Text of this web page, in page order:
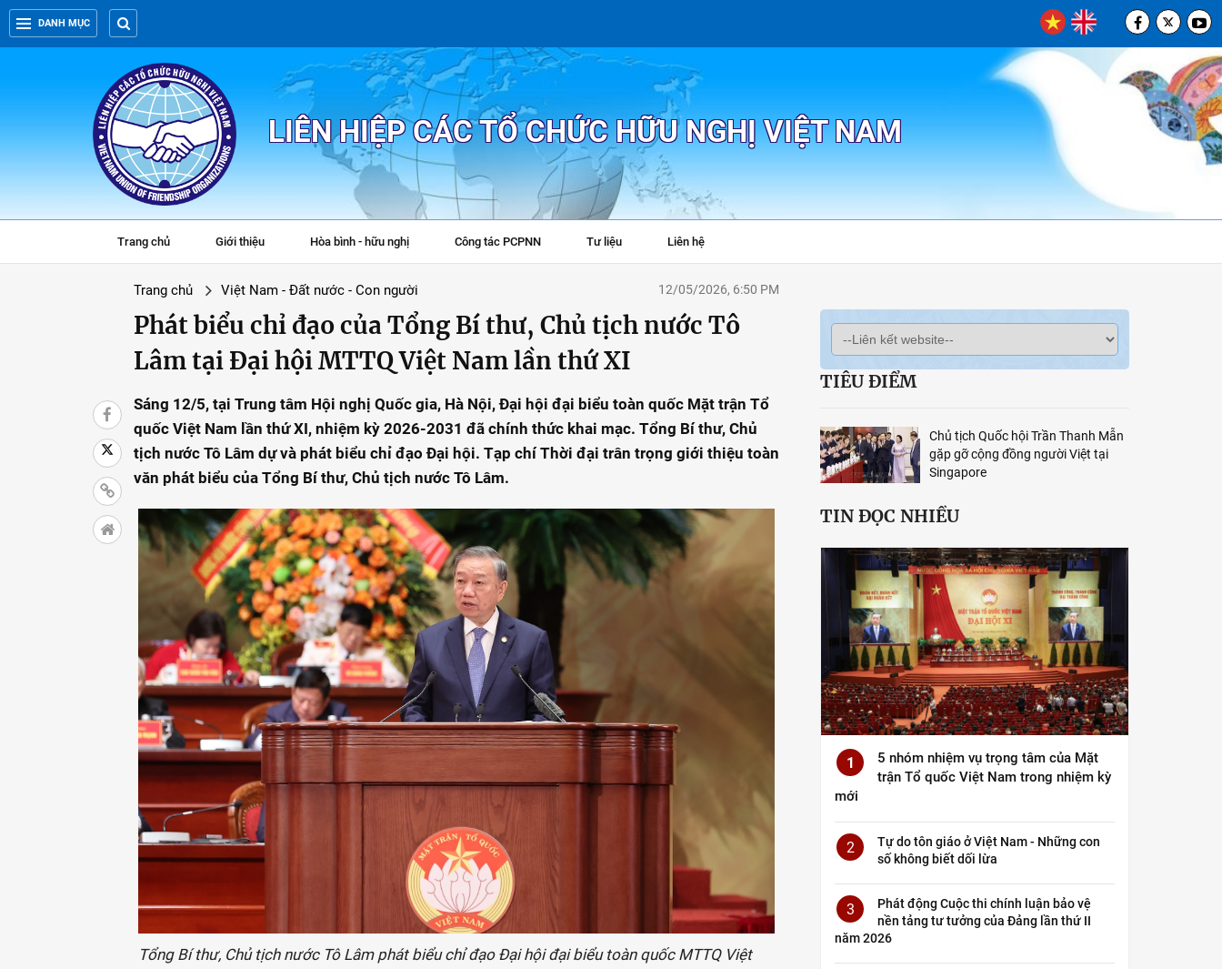
DANH MỤC
LIÊN HIỆP CÁC TỔ CHỨC HỮU NGHỊ VIỆT NAM
Trang chủ Giới thiệu Hòa bình - hữu nghị Công tác PCPNN Tư liệu Liên hệ
Trang chủ Việt Nam - Đất nước - Con người 12/05/2026, 6:50 PM
Phát biểu chỉ đạo của Tổng Bí thư, Chủ tịch nước Tô
Lâm tại Đại hội MTTQ Việt Nam lần thứ XI
Sáng 12/5, tại Trung tâm Hội nghị Quốc gia, Hà Nội, Đại hội đại biểu toàn quốc Mặt trận Tổ
quốc Việt Nam lần thứ XI, nhiệm kỳ 2026-2031 đã chính thức khai mạc. Tổng Bí thư, Chủ
tịch nước Tô Lâm dự và phát biểu chỉ đạo Đại hội. Tạp chí Thời đại trân trọng giới thiệu toàn
văn phát biểu của Tổng Bí thư, Chủ tịch nước Tô Lâm.
Tổng Bí thư, Chủ tịch nước Tô Lâm phát biểu chỉ đạo Đại hội đại biểu toàn quốc MTTQ Việt
TIÊU ĐIỂM
Chủ tịch Quốc hội Trần Thanh Mẫn
gặp gỡ cộng đồng người Việt tại
Singapore
TIN ĐỌC NHIỀU
1
5 nhóm nhiệm vụ trọng tâm của Mặt
trận Tổ quốc Việt Nam trong nhiệm kỳ
mới
2
Tự do tôn giáo ở Việt Nam - Những con
số không biết dối lừa
3
Phát động Cuộc thi chính luận bảo vệ
nền tảng tư tưởng của Đảng lần thứ II
năm 2026